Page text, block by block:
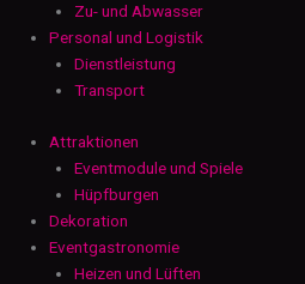
Zu- und Abwasser
Personal und Logistik
Dienstleistung
Transport
Attraktionen
Eventmodule und Spiele
Hüpfburgen
Dekoration
Eventgastronomie
Heizen und Lüften